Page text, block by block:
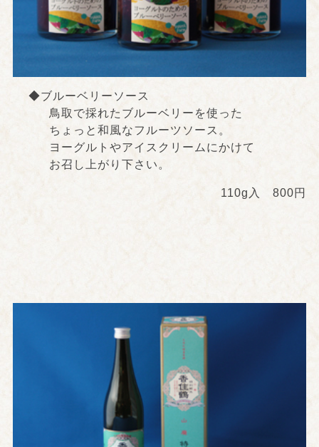
◆ブルーベリーソース
鳥取で採れたブルーベリーを使った
ちょっと和風なフルーツソース。
ヨーグルトやアイスクリームにかけて
お召し上がり下さい。
110g入 800円